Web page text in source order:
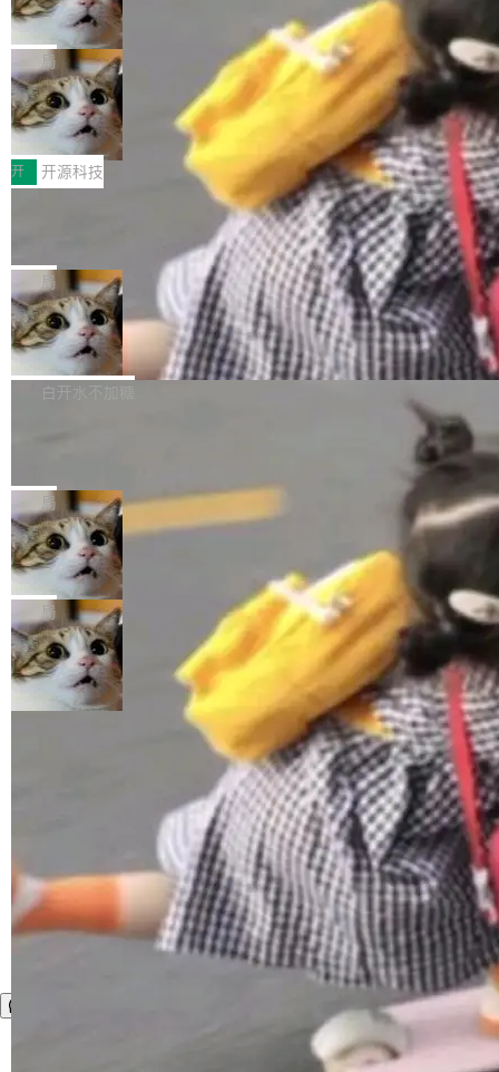
（<a href="https://bugzilla.mozilla.org/show_
bug.cgi?id=204...
orkers 跑了十年 Isolate。用 CEO Matthew Pri
nce 的话说：「我们一生都在用 Isolate 运行代
码，而 AI Agent 不需要容器，它们需要的是 Iso
late。」 容器为什么不合适 容器的问题在于启动
和销毁都太重了。一个 Agent 要执行的任务可能
只需要几毫秒的 CPU 时间，但容器从冷启动到
就绪要花数秒。如果未来有十...
诉讼，称“Apple is getting this wron
g”
上个月，苹果一纸诉状把 OpenAI 告上法庭，指
控其挖角苹果前员工并窃取商业秘密。苹果的诉
状把 OpenAI 描述成一个系统性地从前东家挖
人、套取机密信息的对手。 OpenAI 没发律师
函，也没选择庭外沉默。它在官网贴了一篇博
文，标题只有六个字：Apple is getting this wro
ng。 然后，它把邮件往来和 iMessage 聊天记
录全贴了出来。 他发错人了 苹果外部律师 Gabr
iel Gross 来自 Weil 律所，2 月 23 日下午 5:53
给 OpenAI 总法律顾问 Che Chang 发了封邮
件，附了一封长信，要求 OpenAI 配合调查前苹
果员工带走机密信...
局
HUAWEI MatePad Edge上架WorkBu
ddy鸿蒙PC版，说话就能干活的AI办公
搭子
全能AI工作台WorkBuddy鸿蒙PC版上架HUAWE
I MatePad Edge应用市场，直接下载即可使
用，与鸿蒙电脑上的体验一致。值得一提的是，
这是目前市面上唯一支持平板接入WorkBuddy P
C版的产品，搭载“人机双写”重磅功能——你写
你的，AI写AI的，同屏协作互不干扰。一句话让
AI帮你干活，现在开启全新体验！ 温馨提示：
体验WorkBuddy鸿蒙PC版前，请将 HUAWEI M
atePad Edge 升级至 HarmonyOS 6.1.0.135S
P9 patch03及以上版本。 *升级路径：设置 > 搜
开 开源科技
FFmpeg 9.0 发布：代号“Lei”，以此纪
全球知名开源多媒体框架 FFmpeg 今天正式发
布了 9.0 版本。这个版本除了带来新一代音视频
处理能力和硬件加速支持之外，还有一个特殊之
处：FFmpeg 9.0 的代号是“Lei”。 这个名字，
来自中国开发者雷霄骅（Lei Xiaohua）。 对于
很多中国音视频开发者而言，这个名字并不陌
“启蒙老师”。 而今年，恰好是雷霄骅离世十周
年。FFmpeg 社区最终选择用一个大版本的名
字，留下了这份纪念。 雷霄骅曾是中国传媒大学
数字电视技术方向的博士生，长期从事视频、音
频技...
局
亚马逊成本失控：AI 写代码烧掉 1215
万元，超预算 860%
外媒近日曝光了亚马逊的多份内部报告显示，AI
导致公司在多个项目上超支。《金融时报》报道
编写程序，目标是完成电商平台作者信息与商品
列表的数据匹配 —— 一项常规的数据处理任
务，最终却产生了 180 万美元的账单，实际支出
超出原定预算 860%。 更令人意外的是，该项目
最终并未成功落地，而高额算力消耗持续运行长
达 5 个月，公司直到财务对账时才察觉异常。这
意味着一个无人看管的 AI 程序，在近半年时间
里日夜不停地"烧钱"。 复盘显示，...
白开水不加糖
e CEO Clément Delangue 在 CNBC 的采访里
没有拐弯抹角。他说中国正在赢得 AI 竞赛，而
且按目前的速度，中国 AI 工具预计在今年底或
2027 年就能追上美国前沿实验室的水平。 Dela
ngue 把原因归结为一件事：开放协作。中国的
AI 开发者在一个共享和协作的生态里加速迭代，
而美国模型厂商在"闭门造车"。他的原话是 "buil
ding in silos"——各自为战，互不通气。 这个判
断从他嘴里说出来分量不同。Hugging Face 是
全球最大的开源 AI 平台，上面跑着上百万个模
局
当 AI agent 把源码变成了最好的扩展系
统，开发者工具必须开源
五年前，David Crawshaw 问过很多软件工程师
一个问题：你写过什么给自己用的程序？答案几
乎都是没有。工程师们整天用别人写的程序写程
序给别人用。偶尔有人自己写个博客系统、智能
家居控制、家庭实验室，都算稀奇事。 Crawsh
aw 是 Shelley 的作者，一个开源 AI coding age
nt。他最近在博客上写了一篇文章，核心论点很
简单：开发者工具必须开源。 理由不是传统的自
由软件情怀，而是一个跟 AI agent 直接相关的
技术判断。 两行 prompt 就能个性化任何软件 C
rawshaw 给出了两个 prompt。 第一个： "下载
某个软件的源码，在本地构建。修改 agent ...
局
加载更多